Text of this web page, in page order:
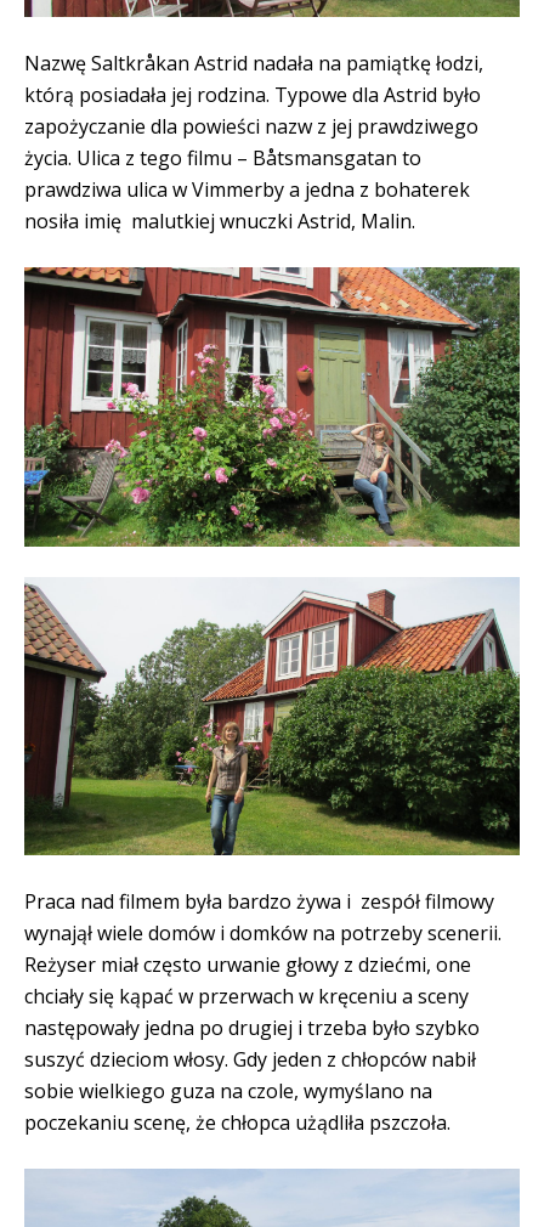
Nazwę Saltkråkan Astrid nadała na pamiątkę łodzi,
którą posiadała jej rodzina. Typowe dla Astrid było
zapożyczanie dla powieści nazw z jej prawdziwego
życia. Ulica z tego filmu – Båtsmansgatan to
prawdziwa ulica w Vimmerby a jedna z bohaterek
nosiła imię malutkiej wnuczki Astrid, Malin.
Praca nad filmem była bardzo żywa i zespół filmowy
wynajął wiele domów i domków na potrzeby scenerii.
Reżyser miał często urwanie głowy z dziećmi, one
chciały się kąpać w przerwach w kręceniu a sceny
następowały jedna po drugiej i trzeba było szybko
suszyć dzieciom włosy. Gdy jeden z chłopców nabił
sobie wielkiego guza na czole, wymyślano na
poczekaniu scenę, że chłopca użądliła pszczoła.